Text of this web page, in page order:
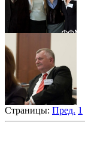
Страницы: Пред. 1